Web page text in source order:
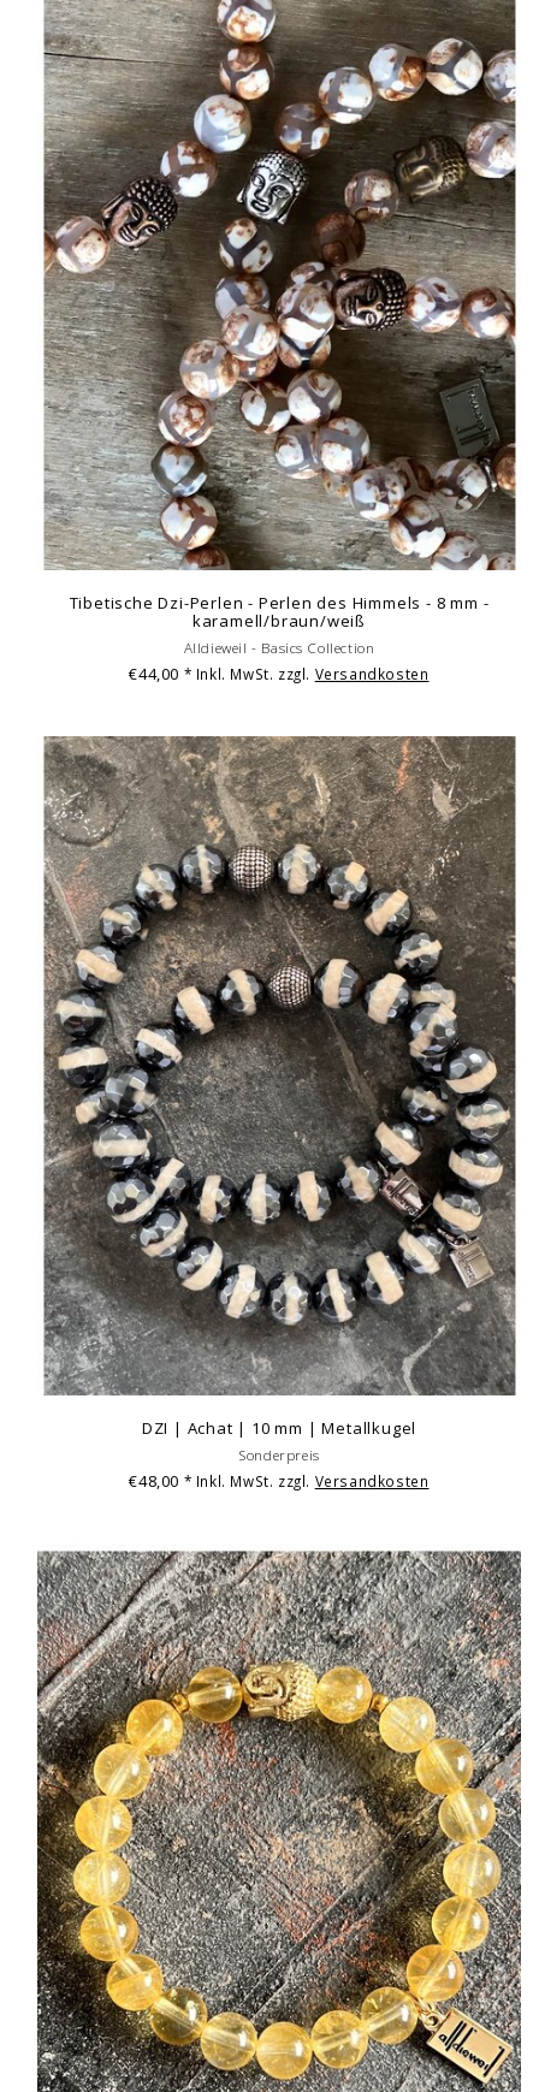
Tibetische Dzi-Perlen - Perlen des Himmels - 8 mm -
karamell/braun/weiß
Alldieweil - Basics Collection
€44,00 * Inkl. MwSt. zzgl. Versandkosten
DZI | Achat | 10 mm | Metallkugel
Sonderpreis
€48,00 * Inkl. MwSt. zzgl. Versandkosten